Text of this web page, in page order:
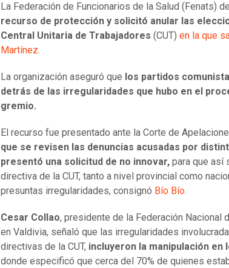
La Federación de Funcionarios de la Salud (Fenats)
recurso de protección y solicitó anular las
Central Unitaria de Trabajadores (CUT) en la que
Martínez.
La organización aseguró que los partidos
detrás de las irregularidades que hubo en el
gremio.
El recurso fue presentado ante la Corte de
que se revisen las denuncias acusadas por
presentó una solicitud de no innovar, para que así
directiva de la CUT, tanto a nivel provincial como
presuntas irregularidades, consignó Bío Bío.
Cesar Collao, presidente de la Federación Nacional
en Valdivia, señaló que las irregularidades
directivas de la CUT, incluyeron la manipulación
donde especificó que cerca del 70% de quienes